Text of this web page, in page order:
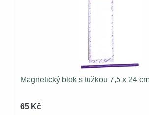
Magnetický blok s tužkou 7,5 x 24
65 Kč